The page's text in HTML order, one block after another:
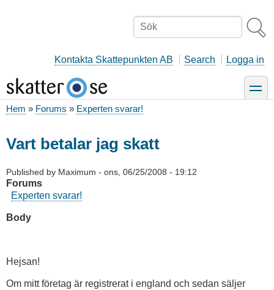
Sök
Kontakta Skattepunkten AB Search Logga in
toggle
Hem Forums Experten svarar!
Vart betalar jag skatt
Published by Maximum - ons, 06/25/2008 - 19:12
Forums
Experten svarar!
Body
Hejsan!
Om mitt företag är registrerat i england och sedan säljer